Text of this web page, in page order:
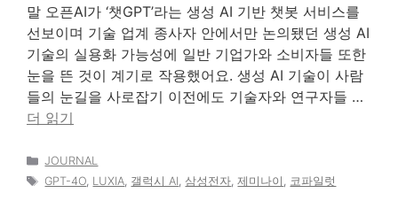
말 오픈AI가 ‘챗GPT’라는 생성 AI 기반 챗봇 서비스를
선보이며 기술 업계 종사자 안에서만 논의됐던 생성 AI
기술의 실용화 가능성에 일반 기업가와 소비자들 또한
눈을 뜬 것이 계기로 작용했어요. 생성 AI 기술이 사람
들의 눈길을 사로잡기 이전에도 기술자와 연구자들 …
더 읽기
카
테
JOURNAL
태
GPT-4O, LUXIA, 갤럭시 AI, 삼성전자,제미나이 , 코파일럿